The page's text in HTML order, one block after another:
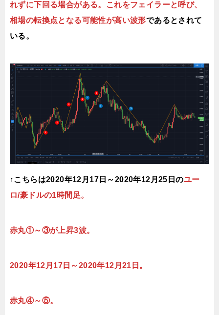
れずに下回る場合がある。これをフェイラーと呼び、
相場の転換点となる可能性が高い波形であるとされて
いる。
↑こちらは2020年12月17日～2020年12月25日のユー
ロ/豪ドルの1時間足。
赤丸①～③が上昇3波。
2020年12月17日～2020年12月21日。
赤丸④～⑤。